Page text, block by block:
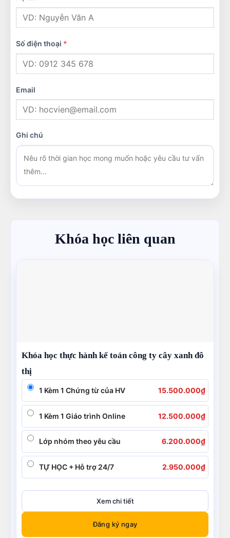
Số điện thoại *
Email
Ghi chú
Khóa học liên quan
Khóa học thực hành kế toán công ty cây xanh đô
thị
1 Kèm 1 Chứng từ của HV 15.500.000₫
1 Kèm 1 Giáo trình Online 12.500.000₫
Lớp nhóm theo yêu cầu 6.200.000₫
TỰ HỌC + Hỗ trợ 24/7 2.950.000₫
Xem chi tiết
Đăng ký ngay